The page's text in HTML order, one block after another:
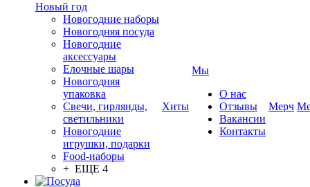
Новый год
Новогодние наборы
Новогодняя посуда
Новогодние
аксессуары
Елочные шары
Новогодняя
упаковка
Свечи, гирлянды,
светильники
Новогодние
игрушки, подарки
Food-наборы
+ ЕЩЕ 4
Хиты
Мы
О нас
Отзывы
Вакансии
Контакты
Мерч